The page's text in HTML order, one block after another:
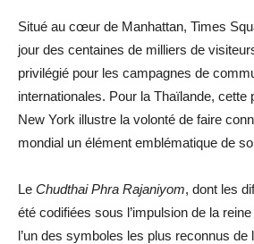
Situé au cœur de Manhattan, Times
jour des centaines de milliers de
privilégié pour les campagnes de
internationales. Pour la Thaïlande,
New York illustre la volonté de faire
mondial un élément emblématique de
Le Chudthai Phra Rajaniyom, dont les
été codifiées sous l’impulsion de la
l’un des symboles les plus reconnus de